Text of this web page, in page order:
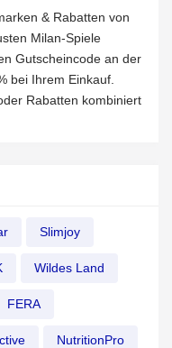
& Rabatten von
Milan-Spiele
Gutscheincode an der
bei Ihrem Einkauf.
Rabatten kombiniert
Slimjoy
Wildes Land
FERA
NutritionPro